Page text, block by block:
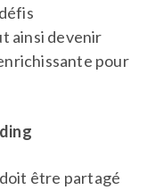
ainsi devenir
pour
être partagé